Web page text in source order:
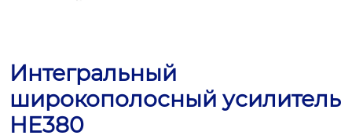
Интегральный
широкополосный усилитель
HE380